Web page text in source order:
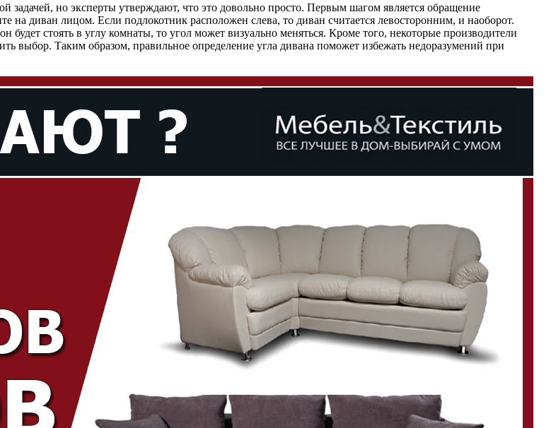
задачей, но эксперты утверждают, что это довольно просто. Первым шагом является обращение
на диван лицом. Если подлокотник расположен слева, то диван считается левосторонним, и наоборот.
будет стоять в углу комнаты, то угол может визуально меняться. Кроме того, некоторые производители
выбор. Таким образом, правильное определение угла дивана поможет избежать недоразумений при